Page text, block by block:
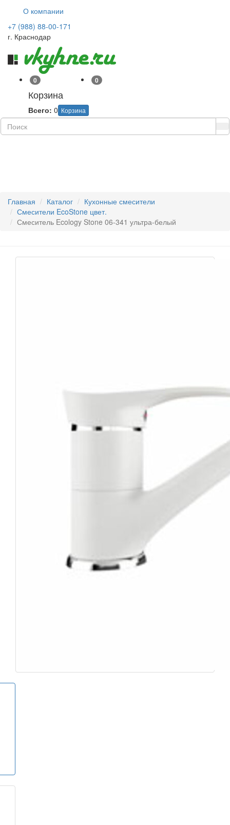
О компании
+7 (988) 88-00-171
г. Краснодар
0
Корзина
Корзина
Всего: 0
0
Главная Каталог
Кухонные смесители
Смесители EcoStone цвет.
Смеситель Ecology Stone 06-341 ультра-белый